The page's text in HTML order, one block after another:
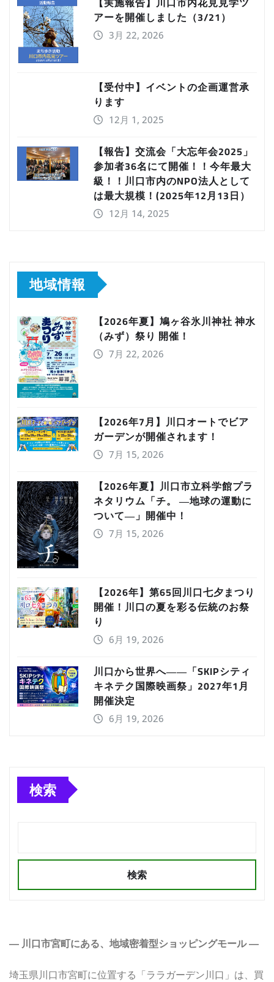
アーを開催しました（3/21）
3月 22, 2026
【受付中】イベントの企画運営承
ります
12月 1, 2025
【報告】交流会「大忘年会2025」
参加者36名にて開催！！今年最大
級！！川口市内のNPO法人として
は最大規模！(2025年12月13日）
12月 14, 2025
地域情報
【2026年夏】鳩ヶ谷氷川神社 神水
（みず）祭り 開催！
7月 22, 2026
【2026年7月】川口オートでビア
ガーデンが開催されます！
7月 15, 2026
【2026年夏】川口市立科学館プラ
ネタリウム「チ。 ―地球の運動に
ついて―」開催中！
7月 15, 2026
【2026年】第65回川口七夕まつり
開催！川口の夏を彩る伝統のお祭
り
6月 19, 2026
川口から世界へ――「SKIPシティ
キネテク国際映画祭」2027年1月
開催決定
6月 19, 2026
検索
検索
― 川口市宮町にある、地域密着型ショッピングモール ―
埼玉県川口市宮町に位置する「ララガーデン川口」は、買